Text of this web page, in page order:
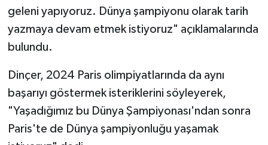
geleni yapıyoruz. Dünya şampiyonu olarak tarih
yazmaya devam etmek istiyoruz" açıklamalarında
bulundu.
Dinçer, 2024 Paris olimpiyatlarında da aynı
başarıyı göstermek isteriklerini söyleyerek,
"Yaşadığımız bu Dünya Şampiyonası'ndan sonra
Paris'te de Dünya şampiyonluğu yaşamak